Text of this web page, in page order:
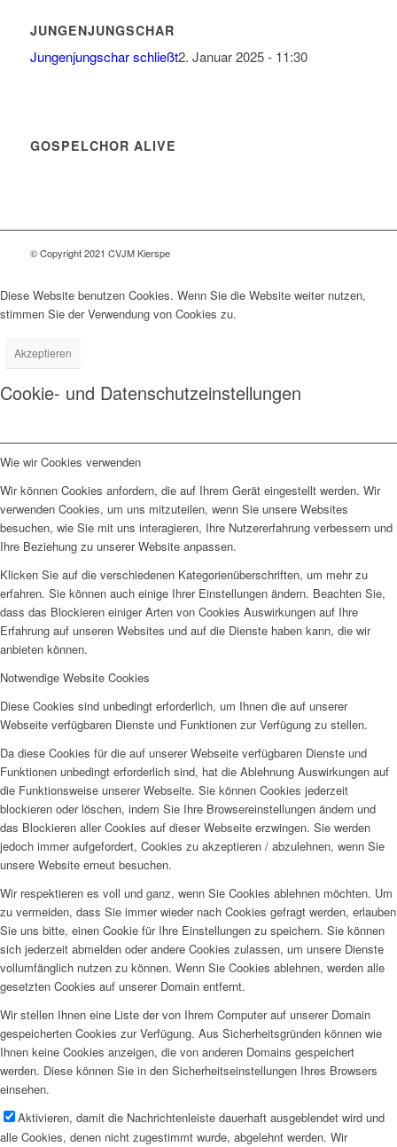
JUNGENJUNGSCHAR
Jungenjungschar schließt2. Januar 2025 - 11:30
GOSPELCHOR ALIVE
© Copyright 2021 CVJM Kierspe
Diese Website benutzen Cookies. Wenn Sie die Website weiter nutzen,
stimmen Sie der Verwendung von Cookies zu.
Akzeptieren
Cookie- und Datenschutzeinstellungen
Wie wir Cookies verwenden
Wir können Cookies anfordern, die auf Ihrem Gerät eingestellt werden. Wir
verwenden Cookies, um uns mitzuteilen, wenn Sie unsere Websites
besuchen, wie Sie mit uns interagieren, Ihre Nutzererfahrung verbessern und
Ihre Beziehung zu unserer Website anpassen.
Klicken Sie auf die verschiedenen Kategorienüberschriften, um mehr zu
erfahren. Sie können auch einige Ihrer Einstellungen ändern. Beachten Sie,
dass das Blockieren einiger Arten von Cookies Auswirkungen auf Ihre
Erfahrung auf unseren Websites und auf die Dienste haben kann, die wir
anbieten können.
Notwendige Website Cookies
Diese Cookies sind unbedingt erforderlich, um Ihnen die auf unserer
Webseite verfügbaren Dienste und Funktionen zur Verfügung zu stellen.
Da diese Cookies für die auf unserer Webseite verfügbaren Dienste und
Funktionen unbedingt erforderlich sind, hat die Ablehnung Auswirkungen auf
die Funktionsweise unserer Webseite. Sie können Cookies jederzeit
blockieren oder löschen, indem Sie Ihre Browsereinstellungen ändern und
das Blockieren aller Cookies auf dieser Webseite erzwingen. Sie werden
jedoch immer aufgefordert, Cookies zu akzeptieren / abzulehnen, wenn Sie
unsere Website erneut besuchen.
Wir respektieren es voll und ganz, wenn Sie Cookies ablehnen möchten. Um
zu vermeiden, dass Sie immer wieder nach Cookies gefragt werden, erlauben
Sie uns bitte, einen Cookie für Ihre Einstellungen zu speichern. Sie können
sich jederzeit abmelden oder andere Cookies zulassen, um unsere Dienste
vollumfänglich nutzen zu können. Wenn Sie Cookies ablehnen, werden alle
gesetzten Cookies auf unserer Domain entfernt.
Wir stellen Ihnen eine Liste der von Ihrem Computer auf unserer Domain
gespeicherten Cookies zur Verfügung. Aus Sicherheitsgründen können wie
Ihnen keine Cookies anzeigen, die von anderen Domains gespeichert
werden. Diese können Sie in den Sicherheitseinstellungen Ihres Browsers
einsehen.
Aktivieren, damit die Nachrichtenleiste dauerhaft ausgeblendet wird und
alle Cookies, denen nicht zugestimmt wurde, abgelehnt werden. Wir